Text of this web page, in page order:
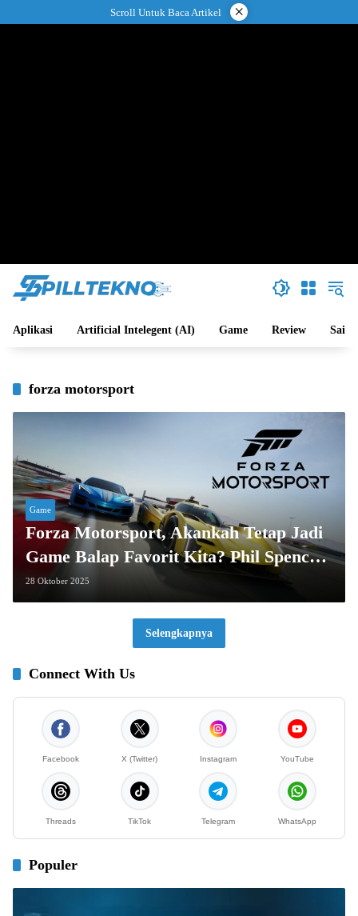
ke
Scroll Untuk Baca Artikel ×
Aplikasi Artificial Intelegent (AI) Game Review Sains
forza motorsport
Game
Forza Motorsport, Akankah Tetap Jadi
Game Balap Favorit Kita? Phil Spencer
Angkat Bicara!
28 Oktober 2025
Selengkapnya
Connect With Us
Facebook X (Twitter) Instagram YouTube
Threads TikTok Telegram WhatsApp
Populer